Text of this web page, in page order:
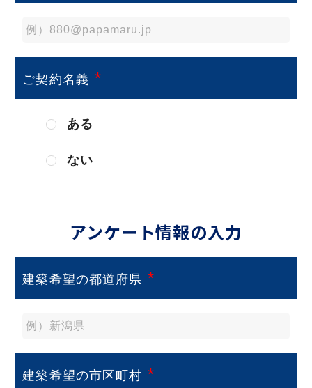
ご契約名義 *
ある
ない
アンケート情報の入力
建築希望の都道府県 *
建築希望の市区町村 *